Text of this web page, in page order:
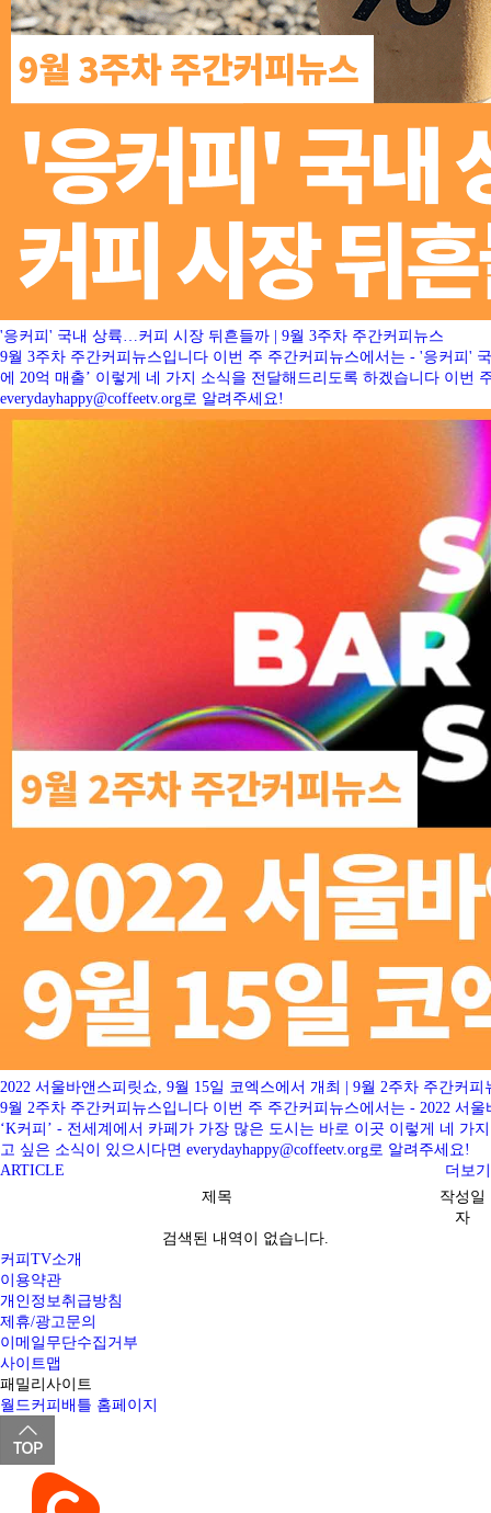
'응커피' 국내 상륙…커피 시장 뒤흔들까 | 9월 3주차 주간커피뉴스
9월 3주차 주간커피뉴스입니다 이번 주 주간커피뉴스에서는 - '응커피'
에 20억 매출’ 이렇게 네 가지 소식을 전달해드리도록 하겠습니다 이
everydayhappy@coffeetv.org로 알려주세요!
2022 서울바앤스피릿쇼, 9월 15일 코엑스에서 개최 | 9월 2주차 주간커피
9월 2주차 주간커피뉴스입니다 이번 주 주간커피뉴스에서는 - 2022 서
‘K커피’ - 전세계에서 카페가 가장 많은 도시는 바로 이곳 이렇게 네
고 싶은 소식이 있으시다면 everydayhappy@coffeetv.org로 알려주세요!
ARTICLE
더보기
제목
작성일
자
검색된 내역이 없습니다.
커피TV소개
이용약관
개인정보취급방침
제휴/광고문의
이메일무단수집거부
사이트맵
패밀리사이트
월드커피배틀 홈페이지